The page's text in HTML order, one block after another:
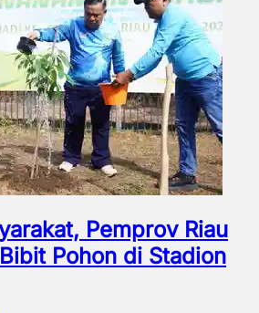
Pemprov Riau
Pohon di Stadion